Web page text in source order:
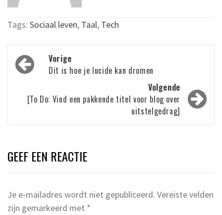
Tags: Sociaal leven, Taal, Tech
Bericht
navigatie
Vorige
Dit is hoe je lucide kan dromen
Volgende
[To Do: Vind een pakkende titel voor blog over
uitstelgedrag]
GEEF EEN REACTIE
Je e-mailadres wordt niet gepubliceerd. Vereiste velden
zijn gemarkeerd met *